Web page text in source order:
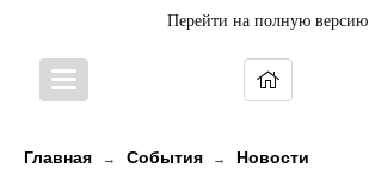
Перейти на полную версию
Главная → События → Новости